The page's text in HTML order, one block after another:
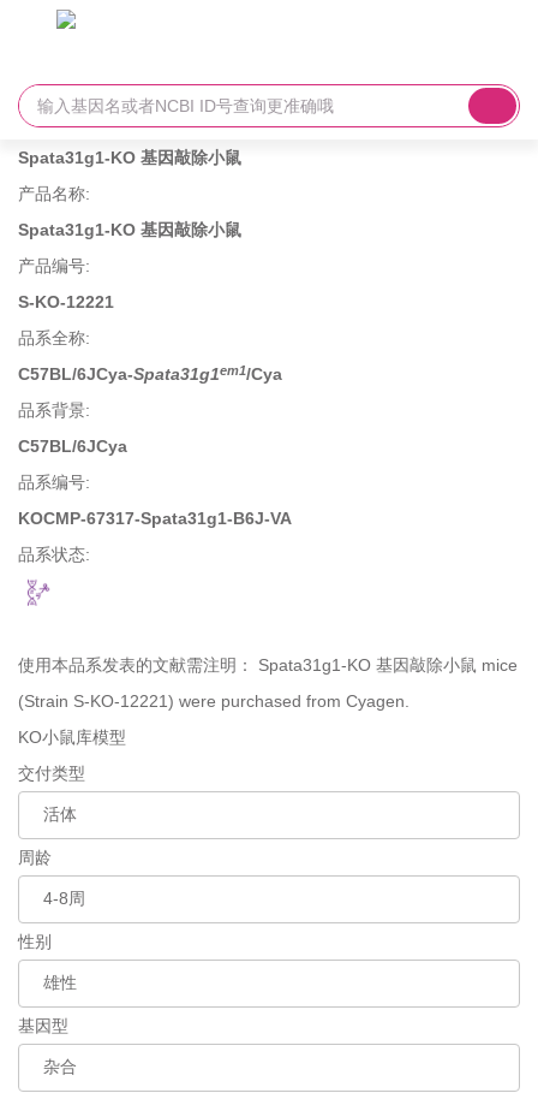
Spata31g1-KO 基因敲除小鼠
产品名称:
Spata31g1-KO 基因敲除小鼠
产品编号:
S-KO-12221
品系全称:
C57BL/6JCya-Spata31g1em1/Cya
品系背景:
C57BL/6JCya
品系编号:
KOCMP-67317-Spata31g1-B6J-VA
品系状态:
使用本品系发表的文献需注明： Spata31g1-KO 基因敲除小鼠 mice
(Strain S-KO-12221) were purchased from Cyagen.
KO小鼠库模型
交付类型
周龄
性别
基因型